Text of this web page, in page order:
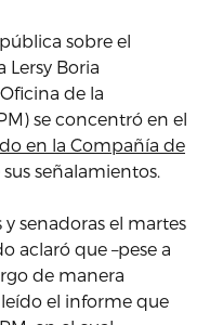
sobre el
Boria
de la
se concentró en el
en la Compañía de
señalamientos.
senadoras el martes
aclaró que –pese a
de manera
el informe que